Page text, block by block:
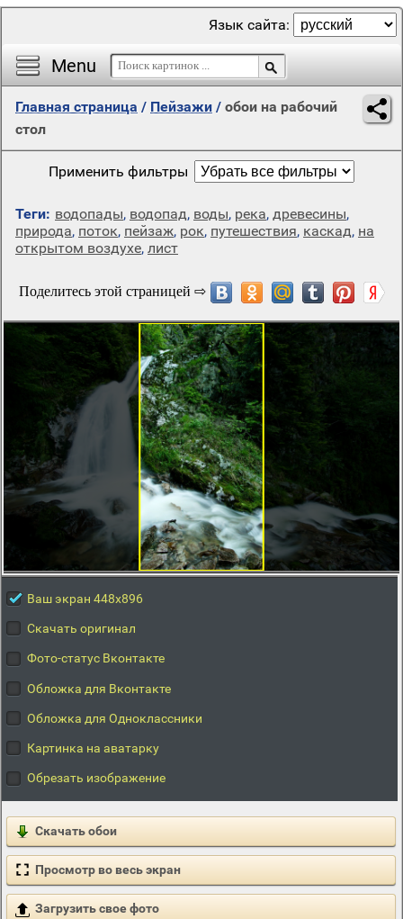
Menu
Язык сайта:
Главная страница / Пейзажи / обои на рабочий
стол
Применить фильтры
Теги: водопады, водопад, воды, река, древесины,
природа, поток, пейзаж, рок, путешествия, каскад, на
открытом воздухе, лист
Ваш экран 448x896
Скачать оригинал
Фото-статус Вконтакте
Обложка для Вконтакте
Обложка для Одноклассники
Картинка на аватарку
Обрезать изображение
Скачать обои
Просмотр во весь экран
Загрузить свое фото